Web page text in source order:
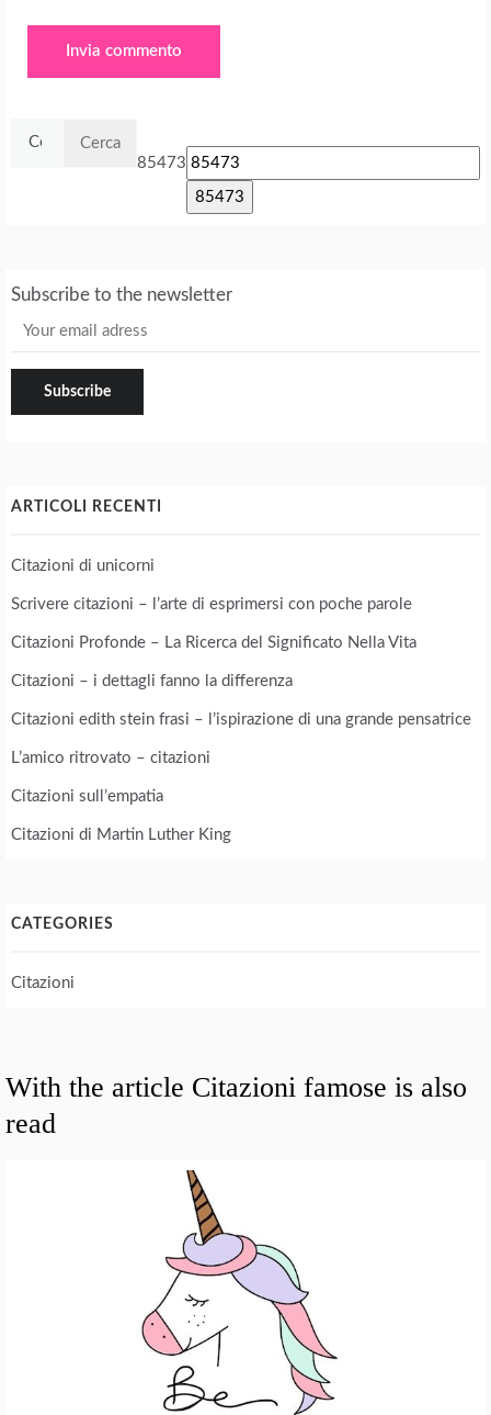
85473
Subscribe to the newsletter
ARTICOLI RECENTI
Citazioni di unicorni
Scrivere citazioni – l’arte di esprimersi con poche parole
Citazioni Profonde – La Ricerca del Significato Nella Vita
Citazioni – i dettagli fanno la differenza
Citazioni edith stein frasi – l’ispirazione di una grande pensatrice
L’amico ritrovato – citazioni
Citazioni sull’empatia
Citazioni di Martin Luther King
CATEGORIES
Citazioni
With the article Citazioni famose is also
read